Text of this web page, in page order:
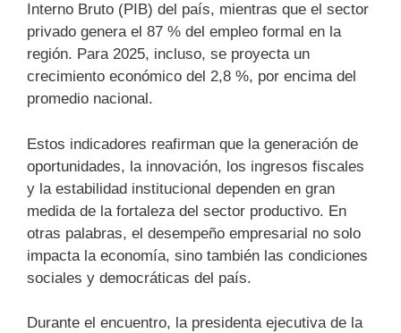
Interno Bruto (PIB) del país, mientras que el sector
privado genera el 87 % del empleo formal en la
región. Para 2025, incluso, se proyecta un
crecimiento económico del 2,8 %, por encima del
promedio nacional.
Estos indicadores reafirman que la generación de
oportunidades, la innovación, los ingresos fiscales
y la estabilidad institucional dependen en gran
medida de la fortaleza del sector productivo. En
otras palabras, el desempeño empresarial no solo
impacta la economía, sino también las condiciones
sociales y democráticas del país.
Durante el encuentro, la presidenta ejecutiva de la